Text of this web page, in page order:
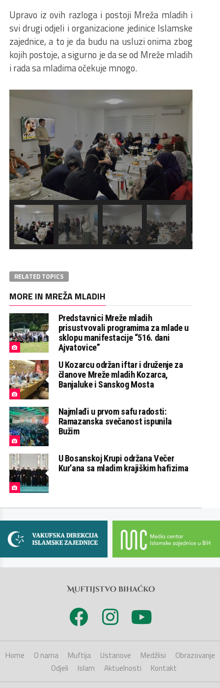
Upravo iz ovih razloga i postoji Mreža mladih i
svi drugi odjeli i organizacione jedinice Islamske
zajednice, a to je da budu na usluzi onima zbog
kojih postoje, a sigurno je da se od Mreže mladih
i rada sa mladima očekuje mnogo.
RELATED TOPICS
MORE IN MREŽA MLADIH
Predstavnici Mreže mladih
prisustvovali programima za mlade u
sklopu manifestacije “516. dani
Ajvatovice”
U Kozarcu održan iftar i druženje za
članove Mreže mladih Kozarca,
Banjaluke i Sanskog Mosta
Najmlađi u prvom safu radosti:
Ramazanska svečanost ispunila
Bužim
U Bosanskoj Krupi održana Večer
Kur’ana sa mladim krajiškim hafizima
Home O nama Muftija Ustanove Medžlisi
Obrazovanje
Odjeli
Islam Aktuelnosti Kontakt